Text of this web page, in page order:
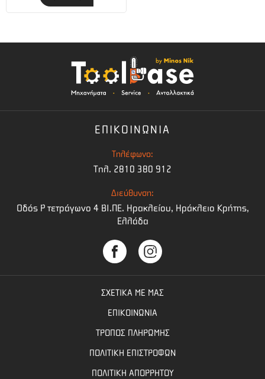
ΕΠΙΚΟΙΝΩΝΙΑ
Τηλέφωνο:
Τηλ. 2810 380 912
Διεύθυνση:
Οδός Ρ τετράγωνο 4 BI.ΠΕ. Ηρακλείου, Ηράκλειο Κρήτης,
Ελλάδα
ΣΧΕΤΙΚΑ ΜΕ ΜΑΣ
ΕΠΙΚΟΙΝΩΝΙΑ
ΤΡΟΠΟΣ ΠΛΗΡΩΜΗΣ
ΠΟΛΙΤΙΚΗ ΕΠΙΣΤΡΟΦΩΝ
ΠΟΛΙΤΙΚΗ ΑΠΟΡΡΗΤΟΥ